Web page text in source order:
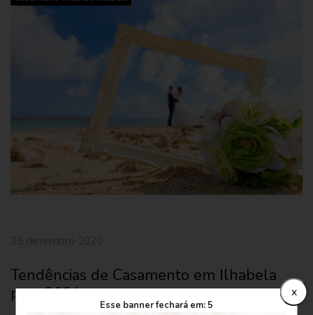
Tendências de Casamento em Ilhabela
para 2021
x
Esse banner fechará em:5